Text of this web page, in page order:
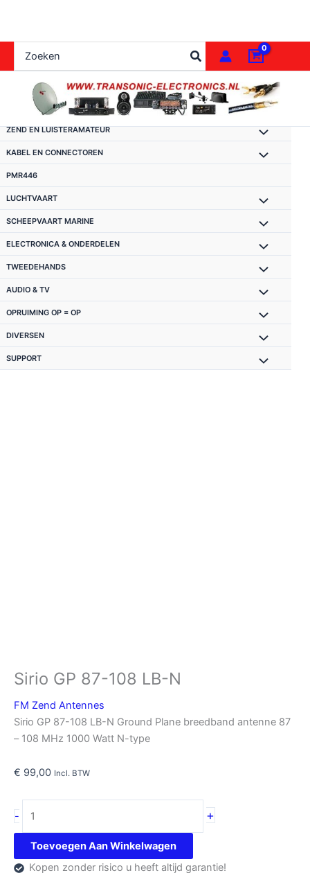
de
inhoud
naar:
ZEND EN LUISTERAMATEUR
KABEL EN CONNECTOREN
PMR446
LUCHTVAART
SCHEEPVAART MARINE
ELECTRONICA & ONDERDELEN
TWEEDEHANDS
AUDIO & TV
OPRUIMING OP = OP
DIVERSEN
SUPPORT
Sirio GP 87-108 LB-N
FM Zend Antennes
Sirio GP 87-108 LB-N Ground Plane breedband antenne 87
– 108 MHz 1000 Watt N-type
€ 99,00 Incl. BTW
-
GP
87-
108
+
Toevoegen Aan Winkelwagen
Kopen zonder risico u heeft altijd garantie!